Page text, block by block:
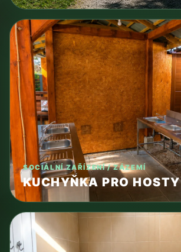
SOCIÁLNÍ ZAŘÍZENÍ / ZÁZEMÍ
KUCHYŇKA PRO HOSTY